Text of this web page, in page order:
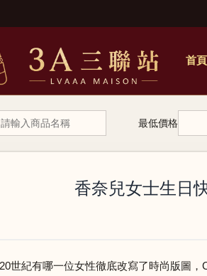
首頁
最低價格
香奈兒女士生日
世紀有哪一位女性徹底改寫了時尚版圖